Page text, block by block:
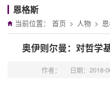
恩格斯
当前位置： 首页 > 人物 >
奥伊则尔曼：对哲学
作者： 日期：2018-